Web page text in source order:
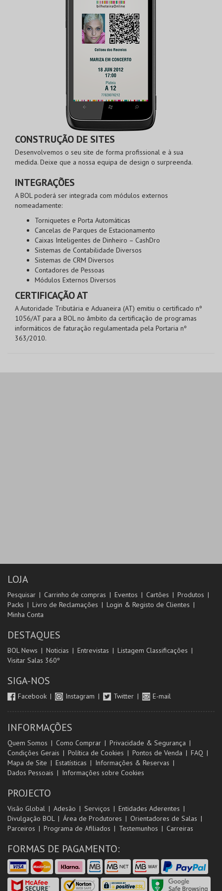
CONSTRUÇÃO DE SITES
Desenvolvemos o seu site de forma profissional e à sua
medida. Deixe que a nossa equipa de design o surpreenda.
INTEGRAÇÕES
A BOL poderá ser integrada com módulos externos
nomeadamente:
Torniquetes e Porta Automáticas
Cancelas de Parques de Estacionamento
Caixas Inteligentes de Dinheiro – CashDro
Sistemas de Contabilidade Diversos
Sistemas de CRM Diversos
Contadores de Pessoas
Módulos Externos Diversos
CERTIFICAÇÃO AT
A Autoridade Tributária e Aduaneira (AT) emitiu o certificado nº
1056/AT para a BOL no âmbito da certificação de programas
informáticos de faturação regulamentada pela Portaria nº
363/2010.
LOJA
Pesquisar Carrinho de compras Eventos Cartões
Produtos
Packs
Livro de Reclamações
Login & Registo de Clientes
Minha Conta
DESTAQUES
BOL News Noticias Entrevistas
Listagem Classificações
Visitar Salas 360º
SIGA-NOS
Facebook Instagram Twitter E-mail
INFORMAÇÕES
Quem Somos Como Comprar
Privacidade & Segurança
Condições Gerais
Política de Cookies Pontos de Venda
FAQ
Mapa de Site
Estatísticas
Informações & Reservas
Dados Pessoais
Informações sobre Cookies
PROJECTO
Visão Global Adesão Serviços
Entidades Aderentes
Divulgação BOL
Área de Produtores
Orientadores de Salas
Parceiros
Programa de Afiliados Testemunhos Carreiras
FORMAS DE PAGAMENTO: